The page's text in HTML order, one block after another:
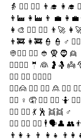
👵 👨‍⚕️ 👩‍⚕️ 👨‍🎓 👩‍🎓
👨‍🏭 👩‍🏭 👨 ‍💼
👩‍🎨 👨‍✈️ 👩‍✈️ 👨‍🚀
👨‍🚒 👩‍🚒 👮 👮‍ ♂️
👳👳‍♂️ 👳‍♀️ 👲 🧕 🧔 👱
👱‍♂️👱‍♀️ 🤵 👰 🤰🤱 👼
🧝‍♂️ 🧞‍♀️ 🧞‍♂️🧟‍♀️
🧟‍♂️🙍 🙍‍♂️ 🙍‍♀️ 🙎 🙎‍♂️
🙆‍♀️ ‍♀️ 🤦 🤦‍♂️ 🤦‍♀️ 🤷
🏃‍♂️ 🏃‍♀️ 💃 🕺 👯👯‍ ♂️
👯‍♀️ 🧖‍♀️ 🧖‍♂️ 🕴 🗣👤 👥
👨‍👩‍👦 👨 ‍👩‍👧